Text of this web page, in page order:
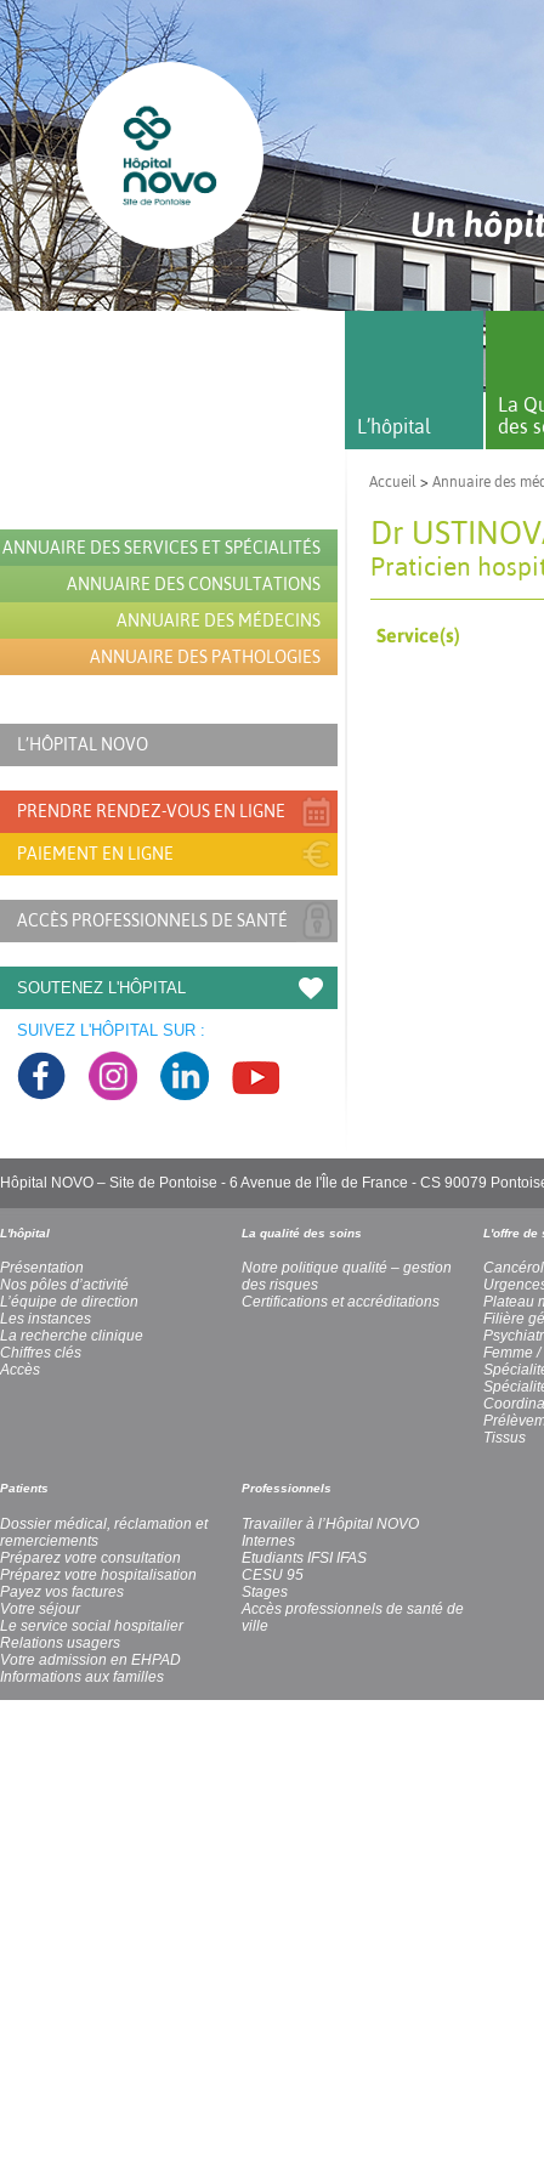
Un
ANNUAIRE DES SERVICES ET SPÉCIALITÉS
ANNUAIRE DES CONSULTATIONS
ANNUAIRE DES MÉDECINS
ANNUAIRE DES PATHOLOGIES
L’HÔPITAL NOVO
PRENDRE RENDEZ-VOUS EN LIGNE
PAIEMENT EN LIGNE
ACCÈS PROFESSIONNELS DE SANTÉ
SOUTENEZ L'HÔPITAL
SUIVEZ L'HÔPITAL SUR :
L’hôpital
La
des
Accueil > Annuaire des
Dr
Praticien
Service(s)
Hôpital NOVO – Site de Pontoise - 6 Avenue de l'Île de France - CS 90079
L'hôpital
Présentation
Nos pôles d’activité
L’équipe de direction
Les instances
La recherche clinique
Chiffres clés
Accès
La qualité des soins
Notre politique qualité – gestion
des risques
Certifications et accréditations
L'offre de
Plateau
Filière
Femme /
Tissus
Patients
Dossier médical, réclamation et
remerciements
Préparez votre consultation
Préparez votre hospitalisation
Payez vos factures
Votre séjour
Le service social hospitalier
Relations usagers
Votre admission en EHPAD
Informations aux familles
Professionnels
Travailler à l’Hôpital NOVO
Internes
Etudiants IFSI IFAS
CESU 95
Stages
Accès professionnels de santé de
ville